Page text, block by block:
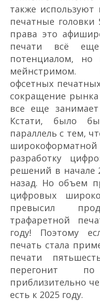
также
печатные
права это
печати всё
потенциалом,
мейнстримом.
офсетных
сокращение
все еще
Кстати, было
параллель с тем,
разработку
решений в начале
назад. Но объем
цифровых
превысил
трафаретной
году! Поэтому
печать стала
печати
перегонит
приблизительно
есть к 2025 году.